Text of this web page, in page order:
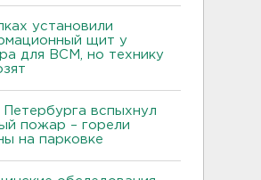
установили
щит у
для ВСМ, но технику
вспыхнул
пожар – горели
на парковке